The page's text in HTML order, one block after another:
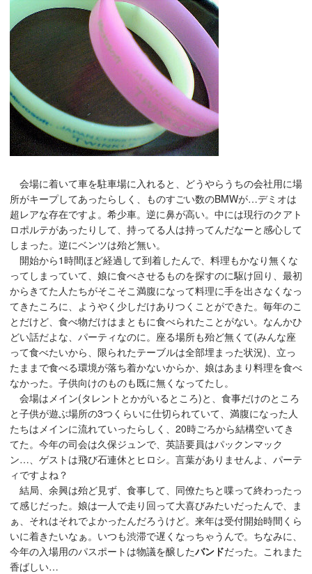
会場に着いて車を駐車場に入れると、どうやらうちの会社用に場
所がキープしてあったらしく、ものすごい数のBMWが…デミオは
超レアな存在ですよ。希少車。逆に鼻が高い。中には現行のクアト
ロポルテがあったりして、持ってる人は持ってんだなーと感心して
しまった。逆にベンツは殆ど無い。
開始から1時間ほど経過して到着したんで、料理もかなり無くな
ってしまっていて、娘に食べさせるものを探すのに駆け回り、最初
からきてた人たちがそこそこ満腹になって料理に手を出さなくなっ
てきたころに、ようやく少しだけありつくことができた。毎年のこ
とだけど、食べ物だけはまともに食べられたことがない。なんかひ
どい話だよな、パーティなのに。座る場所も殆ど無くて(みんな座
って食べたいから、限られたテーブルは全部埋まった状況)、立っ
たままで食べる環境が落ち着かないからか、娘はあまり料理を食べ
なかった。子供向けのものも既に無くなってたし。
会場はメイン(タレントとかがいるところ)と、食事だけのところ
と子供が遊ぶ場所の3つくらいに仕切られていて、満腹になった人
たちはメインに流れていったらしく、20時ごろから結構空いてき
てた。今年の司会は久保ジュンで、英語要員はパックンマック
ン…、ゲストは飛び石連休とヒロシ。言葉がありませんよ、パーテ
ィですよね？
結局、余興は殆ど見ず、食事して、同僚たちと喋って終わったっ
て感じだった。娘は一人で走り回って大喜びみたいだったんで、ま
ぁ、それはそれでよかったんだろうけど。来年は受付開始時間くら
いに着きたいなぁ。いつも渋滞で遅くなっちゃうんで。ちなみに、
今年の入場用のパスポートは物議を醸したバンドだった。これまた
香ばしい…